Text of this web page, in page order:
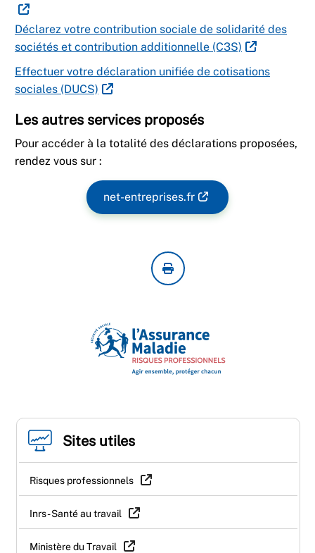
Déclarez votre contribution sociale de solidarité des
sociétés et contribution additionnelle (C3S)
Effectuer votre déclaration unifiée de cotisations
sociales (DUCS)
Les autres services proposés
Pour accéder à la totalité des déclarations proposées,
rendez vous sur :
net-entreprises.fr
Sites utiles
Risques professionnels
Inrs - Santé au travail
Ministère du Travail